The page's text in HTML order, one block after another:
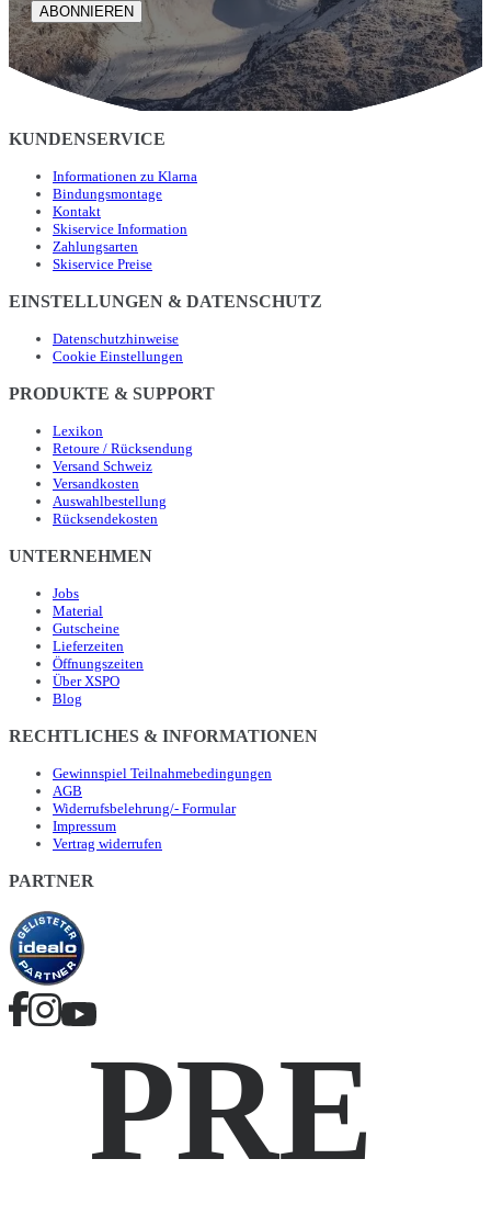
ABONNIEREN
KUNDENSERVICE
Informationen zu Klarna
Bindungsmontage
Kontakt
Skiservice Information
Zahlungsarten
Skiservice Preise
EINSTELLUNGEN & DATENSCHUTZ
Datenschutzhinweise
Cookie Einstellungen
PRODUKTE & SUPPORT
Lexikon
Retoure / Rücksendung
Versand Schweiz
Versandkosten
Auswahlbestellung
Rücksendekosten
UNTERNEHMEN
Jobs
Material
Gutscheine
Lieferzeiten
Öffnungszeiten
Über XSPO
Blog
RECHTLICHES & INFORMATIONEN
Gewinnspiel Teilnahmebedingungen
AGB
Widerrufsbelehrung/- Formular
Impressum
Vertrag widerrufen
PARTNER